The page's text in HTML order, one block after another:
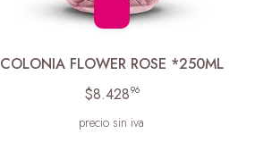
COLONIA FLOWER ROSE *250ML
$8.42896
precio sin iva